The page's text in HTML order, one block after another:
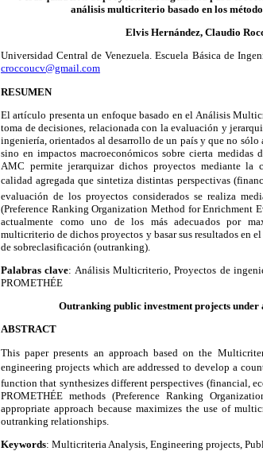
análisis multicriterio basado en los
Elvis Hernández, Claudio
Universidad Central de Venezuela. Escuela Básica de
croccoucv@gmail.com
RESUMEN
El artículo presenta un enfoque basado en el Análisis
toma de decisiones, relacionada con la evaluación y
ingeniería, orientados al desarrollo de un país y que no
sino en impactos macroeconómicos sobre cierta medidas
AMC permite jerarquizar dichos proyectos mediante la
calidad agregada que sintetiza distintas perspectivas
evaluación de los proyectos considerados se realiza
(Preference Ranking Organization Method for Enrichment
actualmente como uno de los más adecuados por
multicriterio de dichos proyectos y basar sus resultados en
de sobreclasificación (outranking).
Palabras clave: Análisis Multicriterio, Proyectos de
PROMETHÉE
Outranking public investment projects
ABSTRACT
This paper presents an approach based on the
engineering projects which are addressed to develop a
function that synthesizes different perspectives (financial,
PROMETHÉE methods (Preference Ranking
appropriate approach because maximizes the use of
outranking relationships.
Keywords: Multicriteria Analysis, Engineering projects,